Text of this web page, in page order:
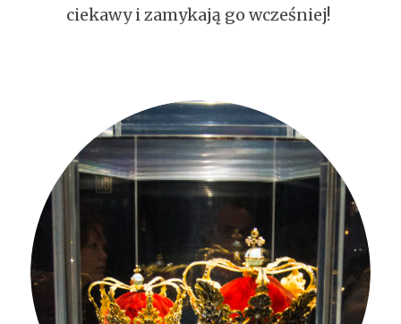
ciekawy i zamykają go wcześniej!